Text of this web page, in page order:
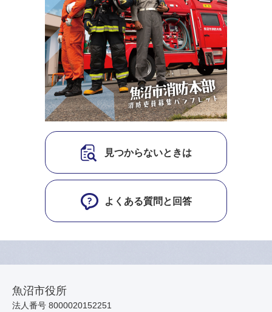
見つからないときは
よくある質問と回答
魚沼市役所
法人番号 8000020152251